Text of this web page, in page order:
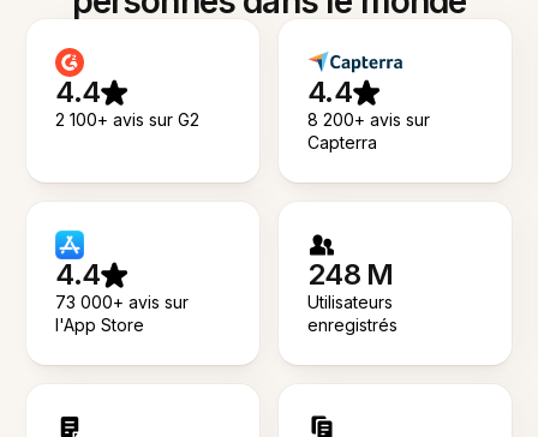
4.4
2 100+ avis sur G2
4.4
8 200+ avis sur
Capterra
4.4
73 000+ avis sur
l'App Store
248 M
Utilisateurs
enregistrés